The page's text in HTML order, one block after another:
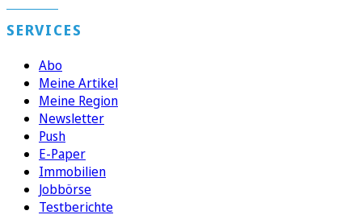
SERVICES
Abo
Meine Artikel
Meine Region
Newsletter
Push
E-Paper
Immobilien
Jobbörse
Testberichte